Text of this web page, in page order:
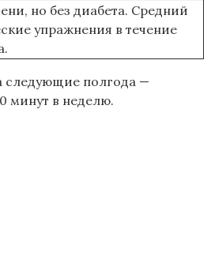
но без диабета. Средний
упражнения в течение
следующие полгода —
минут в неделю.